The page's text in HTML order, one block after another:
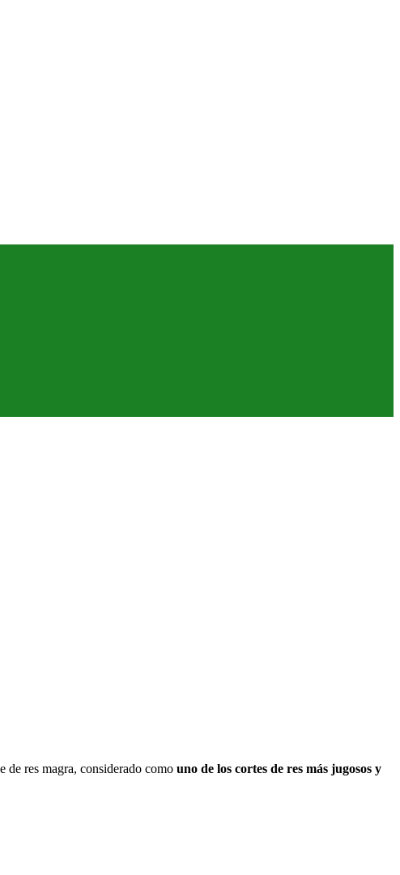
de res magra, considerado como uno de los cortes de res más jugosos y